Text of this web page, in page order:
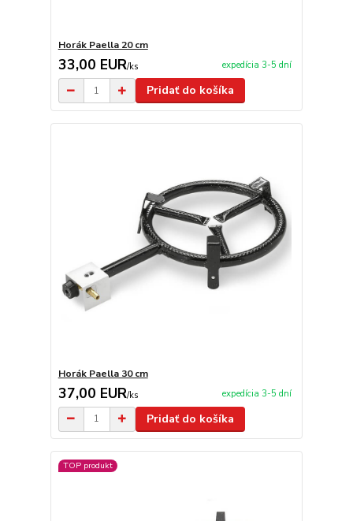
Horák Paella 20 cm
33,00 EUR/ks expedícia 3-5 dní
Pridať do košíka
Horák Paella 30 cm
37,00 EUR/ks expedícia 3-5 dní
Pridať do košíka
TOP produkt